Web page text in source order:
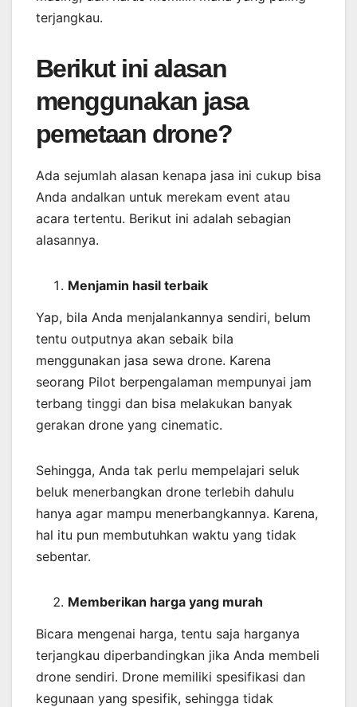
terjangkau.
Berikut ini alasan
menggunakan jasa
pemetaan drone?
Ada sejumlah alasan kenapa jasa ini cukup bisa
Anda andalkan untuk merekam event atau
acara tertentu. Berikut ini adalah sebagian
alasannya.
Menjamin hasil terbaik
Yap, bila Anda menjalankannya sendiri, belum
tentu outputnya akan sebaik bila
menggunakan jasa sewa drone. Karena
seorang Pilot berpengalaman mempunyai jam
terbang tinggi dan bisa melakukan banyak
gerakan drone yang cinematic.
Sehingga, Anda tak perlu mempelajari seluk
beluk menerbangkan drone terlebih dahulu
hanya agar mampu menerbangkannya. Karena,
hal itu pun membutuhkan waktu yang tidak
sebentar.
Memberikan harga yang murah
Bicara mengenai harga, tentu saja harganya
terjangkau diperbandingkan jika Anda membeli
drone sendiri. Drone memiliki spesifikasi dan
kegunaan yang spesifik, sehingga tidak